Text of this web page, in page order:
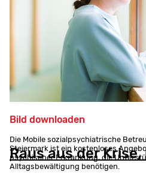
Bild downloaden
Die Mobile sozialpsychiatrische
Steiermark ist ein kostenloses
psychischer Erkrankung, die
Alltagsbewältigung benötigen.
Raus aus der